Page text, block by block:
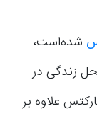
شده‌است،
زندگی در
علاوه بر